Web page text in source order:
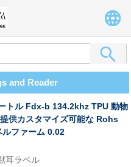
and Reader
トル Fdx-b 134.2khz TPU 動物
供カスタマイズ可能な Rohs
ファーム 0.02
耳ラベル